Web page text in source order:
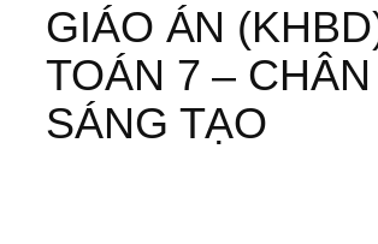
GIÁO ÁN
TOÁN 7 –
SÁNG TẠO